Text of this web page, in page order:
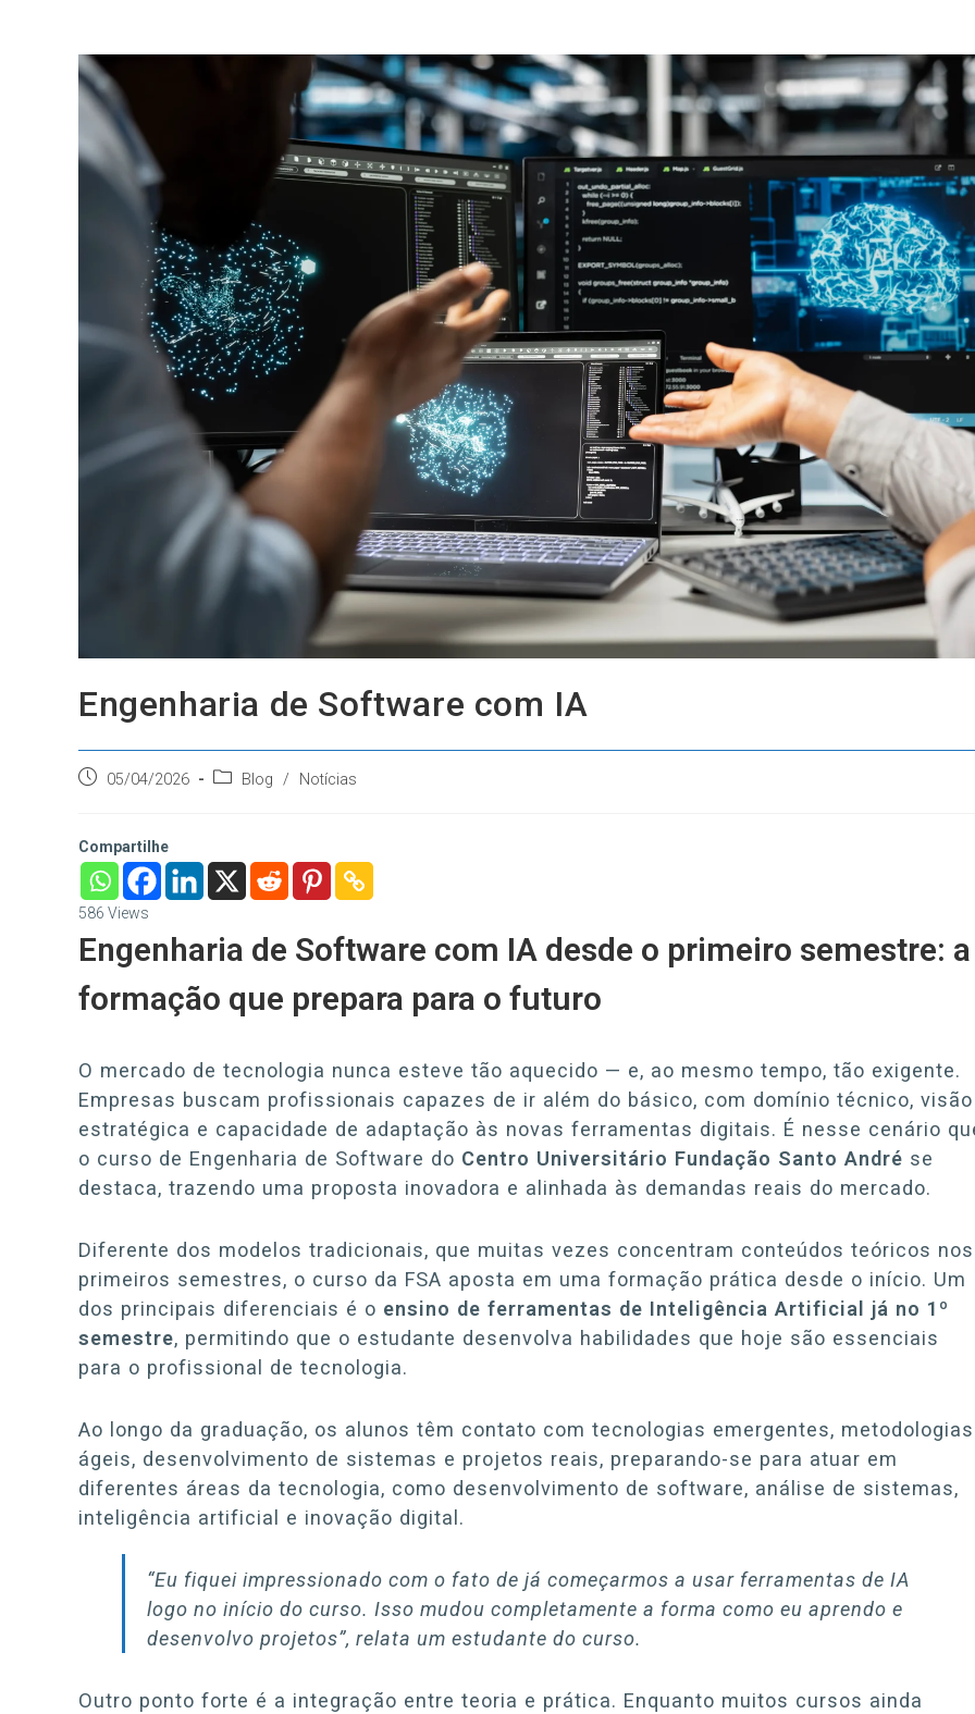
Engenharia de Software com IA
05/04/2026 Blog / Notícias
Compartilhe
586 Views
Engenharia de Software com IA desde o primeiro semestre: a
formação que prepara para o futuro
O mercado de tecnologia nunca esteve tão aquecido — e, ao mesmo tempo, tão exigente.
Empresas buscam profissionais capazes de ir além do básico, com domínio técnico, visão
estratégica e capacidade de adaptação às novas ferramentas digitais. É nesse cenário
o curso de Engenharia de Software do Centro Universitário Fundação Santo André se
destaca, trazendo uma proposta inovadora e alinhada às demandas reais do mercado.
Diferente dos modelos tradicionais, que muitas vezes concentram conteúdos teóricos nos
primeiros semestres, o curso da FSA aposta em uma formação prática desde o início. Um
dos principais diferenciais é o ensino de ferramentas de Inteligência Artificial já no 1º
semestre, permitindo que o estudante desenvolva habilidades que hoje são essenciais
para o profissional de tecnologia.
Ao longo da graduação, os alunos têm contato com tecnologias emergentes, metodologias
ágeis, desenvolvimento de sistemas e projetos reais, preparando-se para atuar em
diferentes áreas da tecnologia, como desenvolvimento de software, análise de sistemas,
inteligência artificial e inovação digital.
“Eu fiquei impressionado com o fato de já começarmos a usar ferramentas de IA
logo no início do curso. Isso mudou completamente a forma como eu aprendo e
desenvolvo projetos”, relata um estudante do curso.
Outro ponto forte é a integração entre teoria e prática. Enquanto muitos cursos ainda